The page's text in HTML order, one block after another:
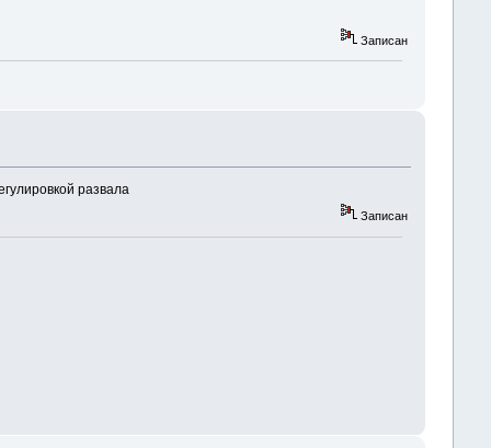
Записан
развала
Записан